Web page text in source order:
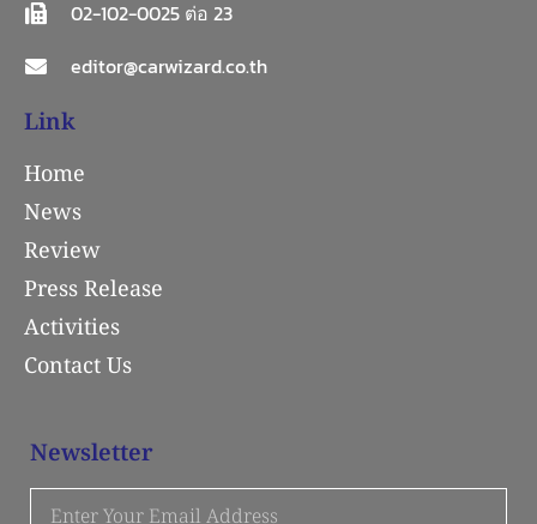
02-102-0025 ต่อ 23
editor@carwizard.co.th
Link
Home
News
Review
Press Release
Activities
Contact Us
Newsletter